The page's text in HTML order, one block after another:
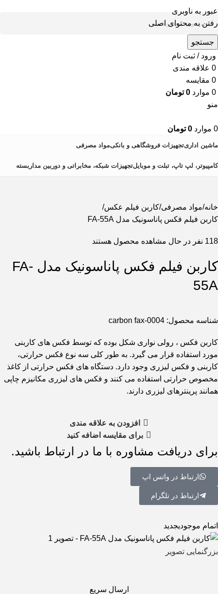
عبور به ناوبری
رفتن به محتوای اصلی
جستجو
ورود / ثبت نام
0 علاقه مندی
0 مقایسه
0 موارد 0 تومان
منو
0 موارد 0 تومان
ماشین اداریتجهیزات فروشگاهی و بانکیمواد مصرفی
کامپیوتر، لپ تاپ، تبلت و موبایلتجهیزات شبکه، مخابراتی و دوربین مداربسته
خانه مواد مصرفی کاربن فیلم عکس
کاربن فیلم فکس پاناسونیک مدل FA-55A
118 نفر در حال مشاهده محصول هستند
کاربن فیلم فکس پاناسونیک مدل FA-
55A
شناسه محصول: carbon fax-0004
کاربن فکس ، رولی نواری شکل بوده که توسط فکس های کاربنی
مورد استفاده قرار می گیرد. به طور کلی سه نوع فکس حرارتی،
کاربنی و فکس لیزری وجود دارد. دستگاه های فکس حرارتی از کاغذ
مخصوص حرارتی استفاده می کنند و فکس های لیزری مکانیزم چاپی
همانند پرینترهای لیزری دارند.
افزودن به علاقه مندی
برای مقایسه اضافه کنید
برای دریافت مشاوره با ما در ارتباط باشید.
ارتباط در واتس اپ
ارتباط در تلگرام
اتمام موجودیجدید
بزرگنمایی تصویر
ارسال سریع